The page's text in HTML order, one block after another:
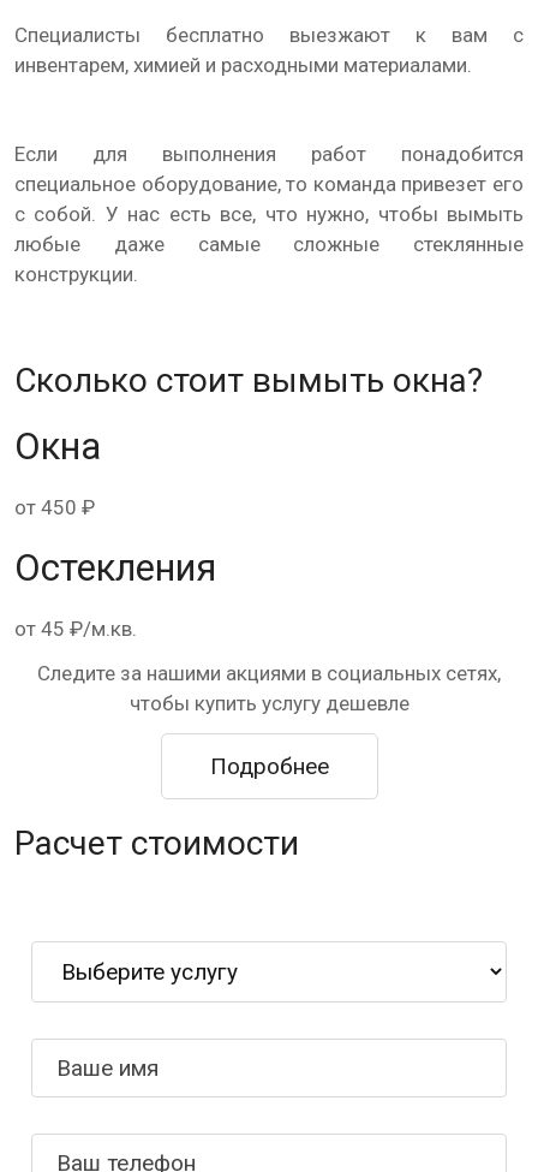
Специалисты бесплатно выезжают к вам с
инвентарем, химией и расходными материалами.
Если для выполнения работ понадобится
специальное оборудование, то команда привезет его
с собой. У нас есть все, что нужно, чтобы вымыть
любые даже самые сложные стеклянные
конструкции.
Сколько стоит вымыть окна?
Окна
от 450 ₽
Остекления
от 45 ₽/м.кв.
Следите за нашими акциями в социальных сетях,
чтобы купить услугу дешевле
Подробнее
Расчет стоимости